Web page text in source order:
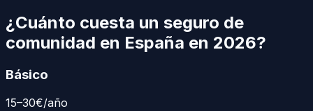
¿Cuánto cuesta un seguro de
comunidad en España en 2026?
Básico
15–30€/año